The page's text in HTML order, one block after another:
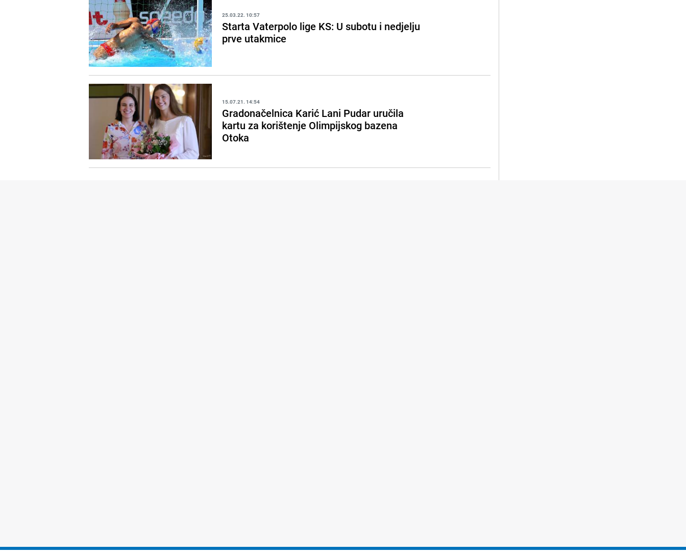
25.03.22. 10:57
Starta Vaterpolo lige KS: U subotu i nedjelju
prve utakmice
15.07.21. 14:54
Gradonačelnica Karić Lani Pudar uručila
kartu za korištenje Olimpijskog bazena
Otoka